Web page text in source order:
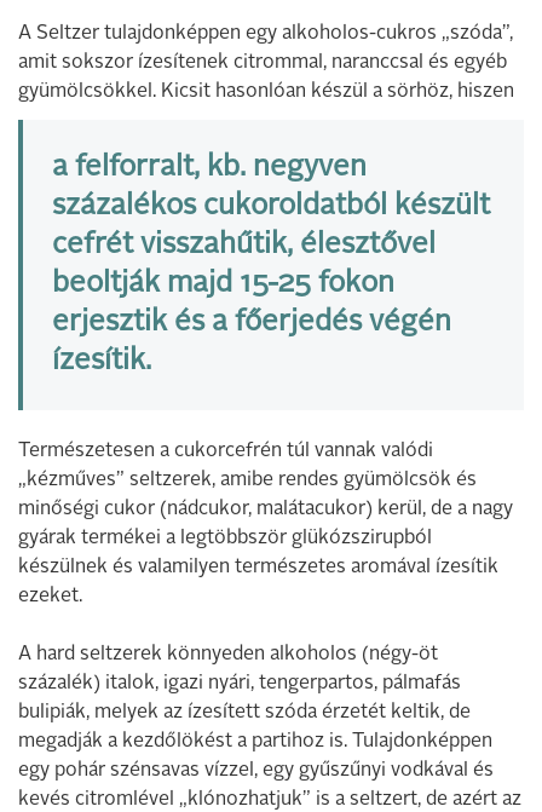
A Seltzer tulajdonképpen egy alkoholos-cukros „szóda”,
amit sokszor ízesítenek citrommal, naranccsal és egyéb
gyümölcsökkel. Kicsit hasonlóan készül a sörhöz, hiszen
a felforralt, kb. negyven
százalékos cukoroldatból készült
cefrét visszahűtik, élesztővel
beoltják majd 15-25 fokon
erjesztik és a főerjedés végén
ízesítik.
Természetesen a cukorcefrén túl vannak valódi
„kézműves” seltzerek, amibe rendes gyümölcsök és
minőségi cukor (nádcukor, malátacukor) kerül, de a nagy
gyárak termékei a legtöbbször glükózszirupból
készülnek és valamilyen természetes aromával ízesítik
ezeket.
A hard seltzerek könnyeden alkoholos (négy-öt
százalék) italok, igazi nyári, tengerpartos, pálmafás
bulipiák, melyek az ízesített szóda érzetét keltik, de
megadják a kezdőlökést a partihoz is. Tulajdonképpen
egy pohár szénsavas vízzel, egy gyűszűnyi vodkával és
kevés citromlével „klónozhatjuk” is a seltzert, de azért az